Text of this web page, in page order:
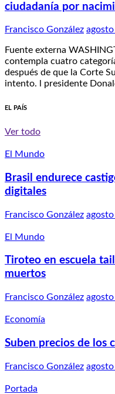
ciudadanía por
Francisco González
Fuente externa
contempla cuatro
después de que la Corte
intento. l presidente
EL PAÍS
Ver todo
El Mundo
Brasil endurece
digitales
Francisco González
El Mundo
Tiroteo en escuela
muertos
Francisco González
Economía
Suben precios de los
Francisco González
Portada